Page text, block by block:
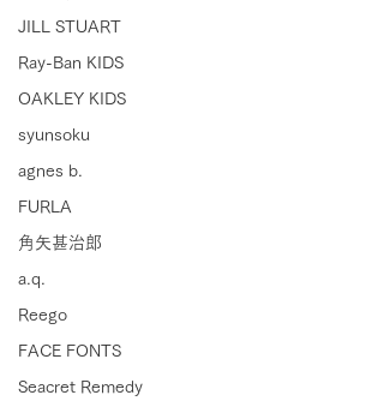
JILL STUART
Ray-Ban KIDS
OAKLEY KIDS
syunsoku
agnes b.
FURLA
角矢甚治郎
a.q.
Reego
FACE FONTS
Seacret Remedy